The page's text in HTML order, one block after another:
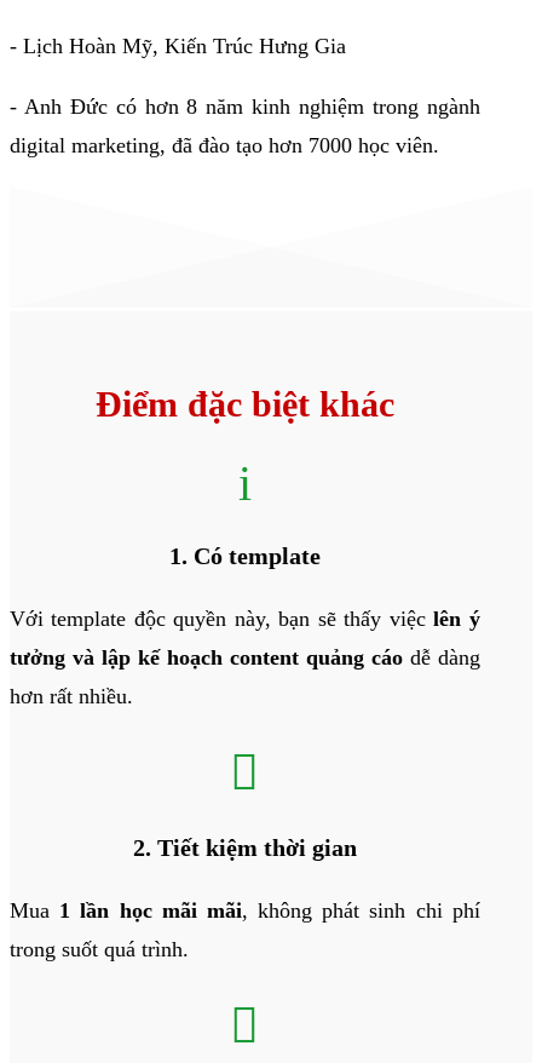
- Lịch Hoàn Mỹ, Kiến Trúc Hưng Gia
- Anh Đức có hơn 8 năm kinh nghiệm trong ngành
digital marketing, đã đào tạo hơn 7000 học viên.
Điểm đặc biệt khác
i
1. Có template
Với template độc quyền này, bạn sẽ thấy việclên ý
tưởng và lập kế hoạch content quảng cáodễ dàng
hơn rất nhiều.

2. Tiết kiệm thời gian
Mua 1 lần học mãi mãi, không phát sinh chi phí
trong suốt quá trình.
